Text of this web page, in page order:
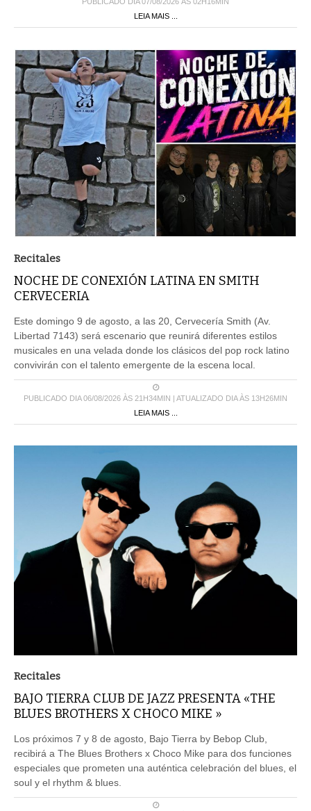
LEIA MAIS ...
Recitales
NOCHE DE CONEXIÓN LATINA EN SMITH
CERVECERIA
Este domingo 9 de agosto, a las 20, Cervecería Smith (Av.
Libertad 7143) será escenario que reunirá diferentes estilos
musicales en una velada donde los clásicos del pop rock latino
convivirán con el talento emergente de la escena local.
PUBLICADO DIA 06/08/2026 ÀS 21H34MIN | ATUALIZADO DIA ÀS 13H26MIN
LEIA MAIS ...
Recitales
BAJO TIERRA CLUB DE JAZZ PRESENTA «THE
BLUES BROTHERS X CHOCO MIKE »
Los próximos 7 y 8 de agosto, Bajo Tierra by Bebop Club,
recibirá a The Blues Brothers x Choco Mike para dos funciones
especiales que prometen una auténtica celebración del blues, el
soul y el rhythm & blues.